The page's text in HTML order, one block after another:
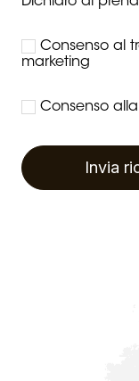
Consenso al
marketing
Consenso
Invia